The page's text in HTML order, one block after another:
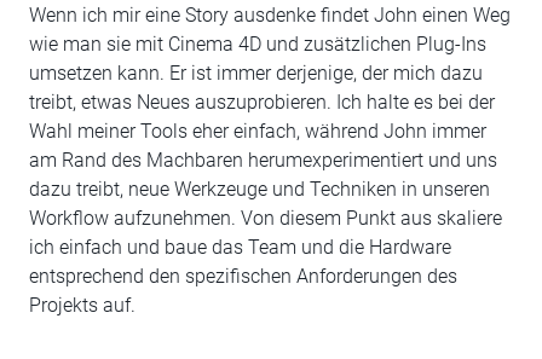
Wenn ich mir eine Story ausdenke findet John einen Weg
wie man sie mit Cinema 4D und zusätzlichen Plug-Ins
umsetzen kann. Er ist immer derjenige, der mich dazu
treibt, etwas Neues auszuprobieren. Ich halte es bei der
Wahl meiner Tools eher einfach, während John immer
am Rand des Machbaren herumexperimentiert und uns
dazu treibt, neue Werkzeuge und Techniken in unseren
Workflow aufzunehmen. Von diesem Punkt aus skaliere
ich einfach und baue das Team und die Hardware
entsprechend den spezifischen Anforderungen des
Projekts auf.